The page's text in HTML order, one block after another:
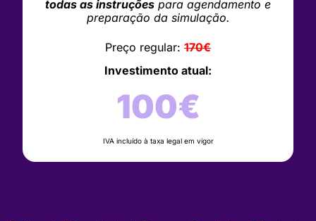
todas as instruções para agendamento e
preparação da simulação.
Preço regular: 170€
Investimento atual:
100€
IVA incluído à taxa legal em vigor